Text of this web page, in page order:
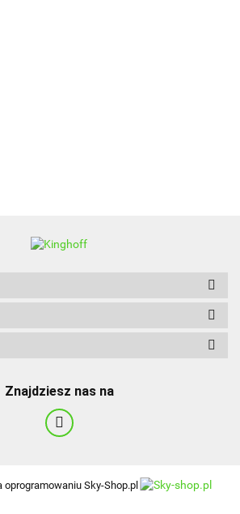
Znajdziesz nas na
oprogramowaniu Sky-Shop.pl